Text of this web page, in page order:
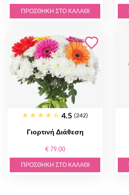
ΠΡΟΣΘΉΚΗ ΣΤΟ ΚΑΛΆΘΙ
4.5 (242)
Γιορτινή Διάθεση
€ 79.00
ΠΡΟΣΘΉΚΗ ΣΤΟ ΚΑΛΆΘΙ